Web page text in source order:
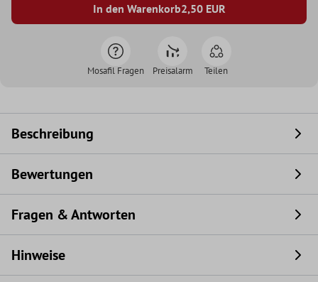
In den Warenkorb2,50EUR
Mosafil Fragen Preisalarm Teilen
Beschreibung
Bewertungen
Fragen & Antworten
Hinweise